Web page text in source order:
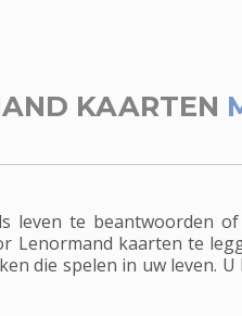
KAARTEN
leven te beantwoorden
Lenormand kaarten te
die spelen in uw leven.